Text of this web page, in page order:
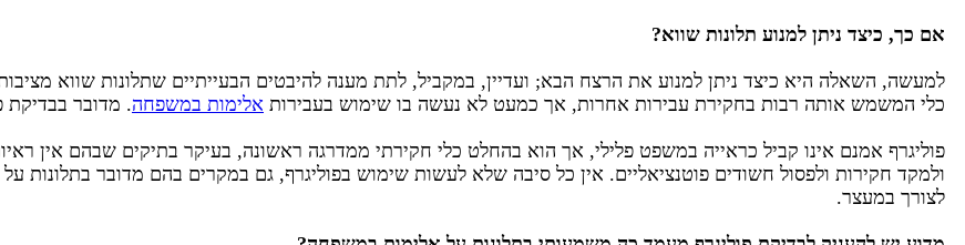
אם כך, כיצד ניתן למנוע תלונות שווא?
למעשה, השאלה היא כיצד ניתן למנוע את הרצח הבא; ועדיין, במקביל, לתת מענה להיבטים הבעייתיים שתלונות שווא
כלי המשמש אותה רבות בחקירת עבירות אחרות, אך כמעט לא נעשה בו שימוש בעבירות אלימות במשפחה. מדובר בבדיקת
פוליגרף אמנם אינו קביל כראייה במשפט פלילי, אך הוא בהחלט כלי חקירתי ממדרגה ראשונה, בעיקר בתיקים שבהם אין
ולמקד חקירות ולפסול חשודים פוטנציאליים. אין כל סיבה שלא לעשות שימוש בפוליגרף, גם במקרים בהם מדובר בתלונות
לצורך במעצר.